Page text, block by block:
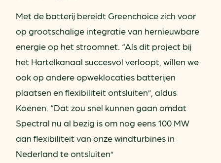
Met de batterij bereidt Greenchoice zich voor
op grootschalige integratie van hernieuwbare
energie op het stroomnet. “Als dit project bij
het Hartelkanaal succesvol verloopt, willen we
ook op andere opweklocaties batterijen
plaatsen en flexibiliteit ontsluiten”, aldus
Koenen. “Dat zou snel kunnen gaan omdat
Spectral nu al bezig is om nog eens 100 MW
aan flexibiliteit van onze windturbines in
Nederland te ontsluiten”